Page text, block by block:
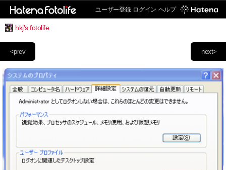
ユーザー登録 ログイン ヘルプ
hkj's fotolife
next>
<prev